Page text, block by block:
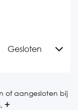
Gesloten
08:00-18:00
of aangesloten bij